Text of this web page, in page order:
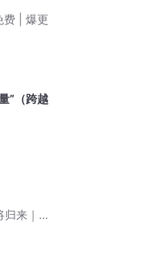
费 | 爆更
”（跨越
来｜